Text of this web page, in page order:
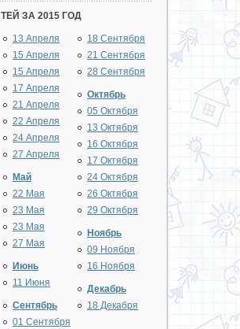
ЗА 2015 ГОД
13 Апреля
15 Апреля
15 Апреля
17 Апреля
21 Апреля
22 Апреля
24 Апреля
27 Апреля
Май
22 Мая
23 Мая
23 Мая
27 Мая
Июнь
11 Июня
Сентябрь
01 Сентября
18 Сентября
21 Сентября
28 Сентября
Октябрь
05 Октября
13 Октября
16 Октября
17 Октября
24 Октября
26 Октября
29 Октября
Ноябрь
09 Ноября
16 Ноября
Декабрь
18 Декабря